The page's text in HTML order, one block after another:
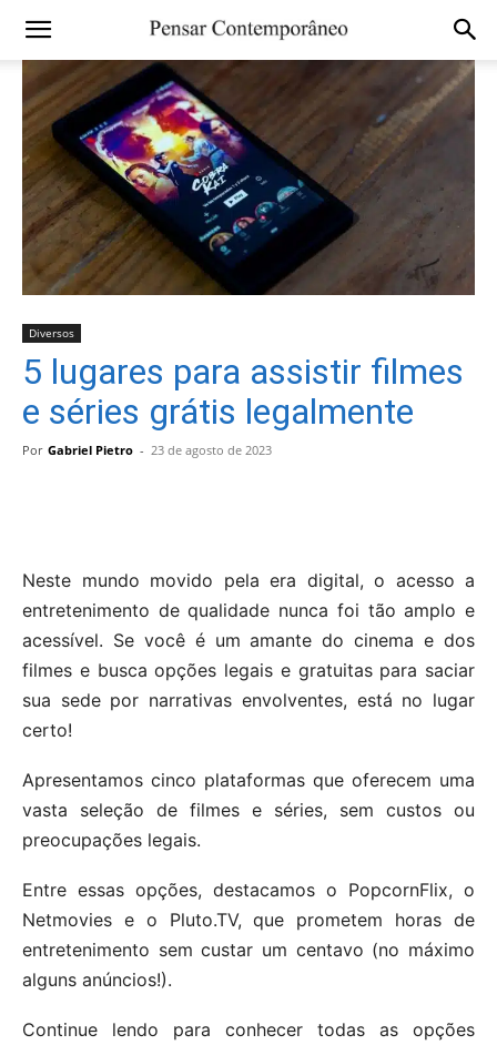
Diversos
5 lugares para assistir filmes
e séries grátis legalmente
Por Gabriel Pietro - 23 de agosto de 2023
Neste mundo movido pela era digital, o acesso a
entretenimento de qualidade nunca foi tão amplo e
acessível. Se você é um amante do cinema e dos
filmes e busca opções legais e gratuitas para saciar
sua sede por narrativas envolventes, está no lugar
certo!
Apresentamos cinco plataformas que oferecem uma
vasta seleção de filmes e séries, sem custos ou
preocupações legais.
Entre essas opções, destacamos o PopcornFlix, o
Netmovies e o Pluto.TV, que prometem horas de
entretenimento sem custar um centavo (no máximo
alguns anúncios!).
Continue lendo para conhecer todas as opções